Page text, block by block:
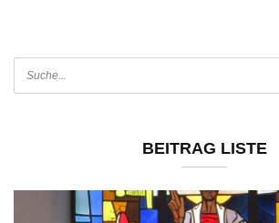
BEITRAG LISTE